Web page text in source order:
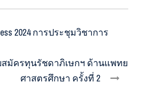
2024 การประชุมวิชาการ
สมัครทุนรัชดาภิเษกฯ ด้านแพทย
ศาสตรศึกษา ครั้งที่ 2